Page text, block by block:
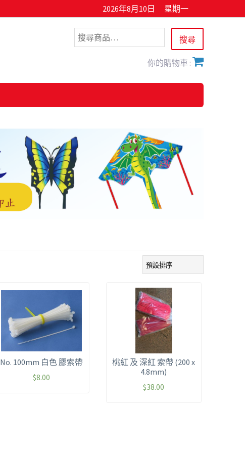
2026年8月10日 星期一
你的購物車 :
No. 100mm 白色 膠索帶
$8.00
桃紅 及 深紅 索帶 (200 x
4.8mm)
$38.00